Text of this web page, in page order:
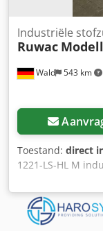
Wald 543 km
Industriële
Ruwac Modell
Toestand: direct
1221-LS-HL M
DS 1221-LS-HL
Klasse: M U bent
Wij kunnen
organiseren! U